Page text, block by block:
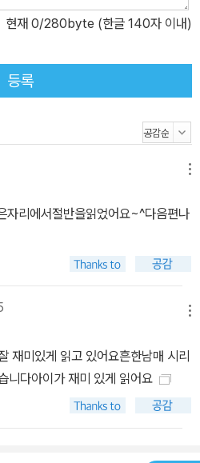
현재 0/280byte (한글 140자 이내)
등록
자리에서절반을읽었어요~^다음편나
재미있게 읽고 있어요흔한남매 시리
니다아이가 재미 있게 읽어요